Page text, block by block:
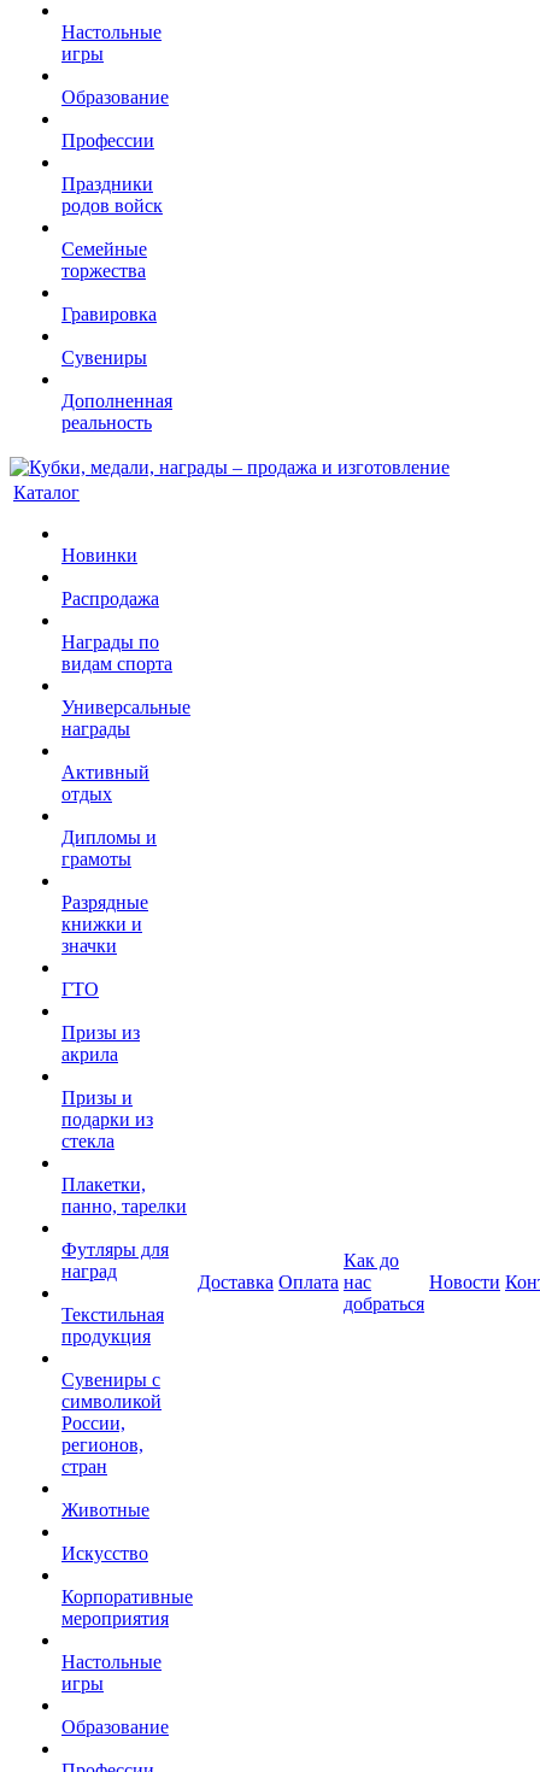
Настольные
игры
Образование
Профессии
Праздники
родов войск
Семейные
торжества
Гравировка
Сувениры
Дополненная
реальность
Каталог
Новинки
Распродажа
Награды по
видам спорта
Универсальные
награды
Активный
отдых
Дипломы и
грамоты
Разрядные
книжки и
значки
ГТО
Призы из
акрила
Призы и
подарки из
стекла
Плакетки,
панно, тарелки
Футляры для
наград
Текстильная
продукция
Сувениры с
символикой
России,
регионов,
стран
Животные
Искусство
Корпоративные
мероприятия
Настольные
игры
Образование
Доставка Оплата
Как до
нас
добраться
Новости